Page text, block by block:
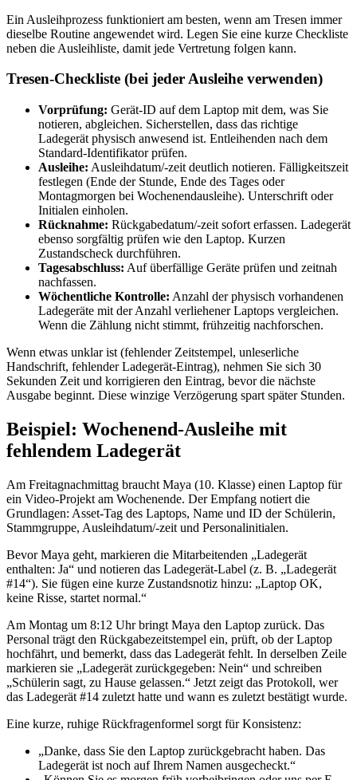
Ein Ausleihprozess funktioniert am besten, wenn am Tresen immer
dieselbe Routine angewendet wird. Legen Sie eine kurze Checkliste
neben die Ausleihliste, damit jede Vertretung folgen kann.
Tresen-Checkliste (bei jeder Ausleihe verwenden)
Vorprüfung: Gerät-ID auf dem Laptop mit dem, was Sie
notieren, abgleichen. Sicherstellen, dass das richtige
Ladegerät physisch anwesend ist. Entleihenden nach dem
Standard-Identifikator prüfen.
Ausleihe: Ausleihdatum/-zeit deutlich notieren. Fälligkeitszeit
festlegen (Ende der Stunde, Ende des Tages oder
Montagmorgen bei Wochenendausleihe). Unterschrift oder
Initialen einholen.
Rücknahme: Rückgabedatum/-zeit sofort erfassen. Ladegerät
ebenso sorgfältig prüfen wie den Laptop. Kurzen
Zustandscheck durchführen.
Tagesabschluss: Auf überfällige Geräte prüfen und zeitnah
nachfassen.
Wöchentliche Kontrolle: Anzahl der physisch vorhandenen
Ladegeräte mit der Anzahl verliehener Laptops vergleichen.
Wenn die Zählung nicht stimmt, frühzeitig nachforschen.
Wenn etwas unklar ist (fehlender Zeitstempel, unleserliche
Handschrift, fehlender Ladegerät-Eintrag), nehmen Sie sich 30
Sekunden Zeit und korrigieren den Eintrag, bevor die nächste
Ausgabe beginnt. Diese winzige Verzögerung spart später Stunden.
Beispiel: Wochenend-Ausleihe mit
fehlendem Ladegerät
Am Freitagnachmittag braucht Maya (10. Klasse) einen Laptop für
ein Video-Projekt am Wochenende. Der Empfang notiert die
Grundlagen: Asset-Tag des Laptops, Name und ID der Schülerin,
Stammgruppe, Ausleihdatum/-zeit und Personalinitialen.
Bevor Maya geht, markieren die Mitarbeitenden „Ladegerät
enthalten: Ja“ und notieren das Ladegerät-Label (z. B. „Ladegerät
#14“). Sie fügen eine kurze Zustandsnotiz hinzu: „Laptop OK,
keine Risse, startet normal.“
Am Montag um 8:12 Uhr bringt Maya den Laptop zurück. Das
Personal trägt den Rückgabezeitstempel ein, prüft, ob der Laptop
hochfährt, und bemerkt, dass das Ladegerät fehlt. In derselben Zeile
markieren sie „Ladegerät zurückgegeben: Nein“ und schreiben
„Schülerin sagt, zu Hause gelassen.“ Jetzt zeigt das Protokoll, wer
das Ladegerät #14 zuletzt hatte und wann es zuletzt bestätigt wurde.
Eine kurze, ruhige Rückfragenformel sorgt für Konsistenz:
„Danke, dass Sie den Laptop zurückgebracht haben. Das
Ladegerät ist noch auf Ihrem Namen ausgecheckt.“